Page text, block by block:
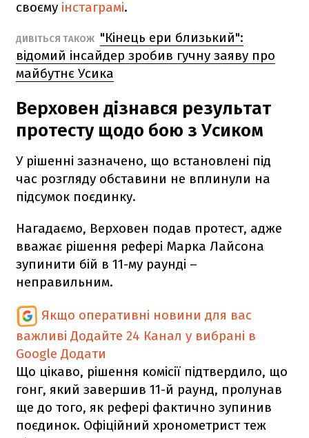
своєму інстаграмі.
ДИВІТЬСЯ ТАКОЖ "Кінець ери близький":
відомий інсайдер зробив гучну заяву про
майбутнє Усика
Верховен дізнався результат
протесту щодо бою з Усиком
У рішенні зазначено, що встановлені під
час розгляду обставини не вплинули на
підсумок поєдинку.
Нагадаємо, Верховен подав протест, адже
вважає рішення рефері Марка Лайсона
зупинити бій в 11-му раунді –
неправильним.
Якщо оперативні новини для вас
важливі Додайте 24 Канал у вибрані в
Google Додати
Що цікаво, рішення комісії підтвердило, що
гонг, який завершив 11-й раунд, пролунав
ще до того, як рефері фактично зупинив
поєдинок. Офіційний хронометрист теж